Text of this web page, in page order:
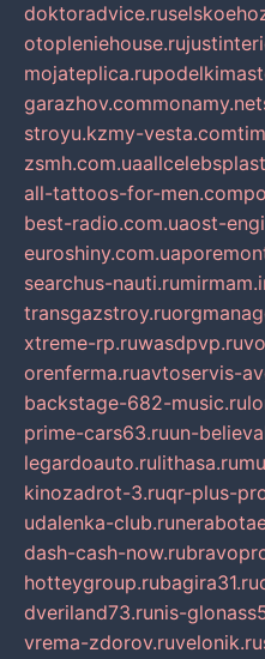
doktoradvice.ru
otopleniehouse.ru
mojateplica.ru
garazhov.commonamy.net
stroyu.kzmy-vesta.com
zsmh.com.ua
all-tattoos-for-men.com
best-radio.com.uaost-
euroshiny.com.ua
searchus-nauti.ru
transgazstroy.ru
xtreme-rp.ruwasdpvp.ru
orenferma.ruavtoservis-
backstage-682-music.ru
prime-cars63.ruun-
legardoauto.rulithasa.ru
kinozadrot-3.ruqr-plus-
udalenka-club.ru
dash-cash-now.ru
hotteygroup.rubagira31.ru
dveriland73.runis-
vrema-zdorov.ruvelonik.ru